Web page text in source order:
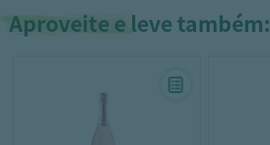
Aproveite e leve também: